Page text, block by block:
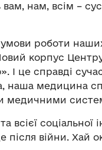
нам, всім –
роботи
Новий корпус
І це справді
наша медицина
медичними
соціальної
війни. Хай